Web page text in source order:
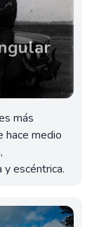
más
hace medio
escéntrica.